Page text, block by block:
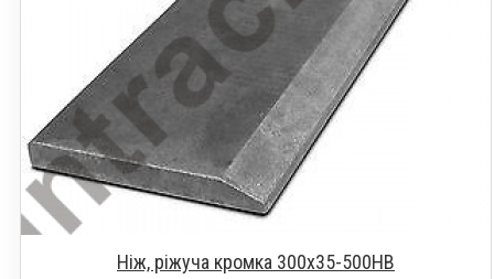
Ніж, ріжуча кромка 300x35-500HB